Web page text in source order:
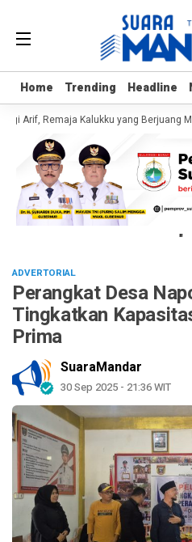
Home Trending Headline
Home Trending Headline
Arif, Remaja Kalukku yang Berjuang
"
ADVERTORIAL
Perangkat Desa
Tingkatkan
Prima
SuaraMandar
30 Sep 2025 - 21:36 WIT